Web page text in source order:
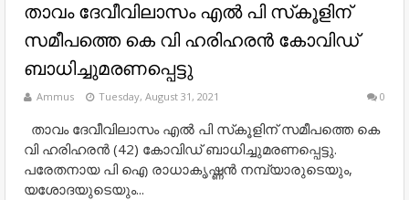
താവം ദേവീവിലാസം എൽ പി സ്‌കൂളിന്
സമീപത്തെ കെ വി ഹരിഹരൻ കോവിഡ്
ബാധിച്ചുമരണപ്പെട്ടു
Ammus Tuesday, August 31, 2021 0
താവം ദേവീവിലാസം എൽ പി സ്‌കൂളിന് സമീപത്തെ കെ
വി ഹരിഹരൻ (42) കോവിഡ് ബാധിച്ചുമരണപ്പെട്ടു.
പരേതനായ പി ഐ രാധാകൃഷ്ണൻ നമ്പ്യാരുടെയും,
യശോദയുടെയും...